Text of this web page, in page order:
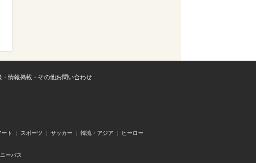
情報掲載・その他お問い合わせ
ート スポーツ サッカー 韓流・アジア ヒーロー
ーパス